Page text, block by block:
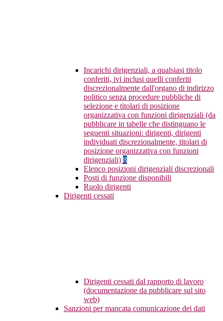
Incarichi dirigenziali, a qualsiasi titolo
conferiti, ivi inclusi quelli conferiti
discrezionalmente dall'organo di indirizzo
politico senza procedure pubbliche di
selezione e titolari di posizione
organizzativa con funzioni dirigenziali (da
pubblicare in tabelle che distinguano le
seguenti situazioni: dirigenti, dirigenti
individuati discrezionalmente, titolari di
posizione organizzativa con funzioni
dirigenziali) 8
Elenco posizioni dirigenziali discrezionali
Posti di funzione disponibili
Ruolo dirigenti
Dirigenti cessati
Dirigenti cessati dal rapporto di lavoro
(documentazione da pubblicare sul sito
web)
Sanzioni per mancata comunicazione dei dati